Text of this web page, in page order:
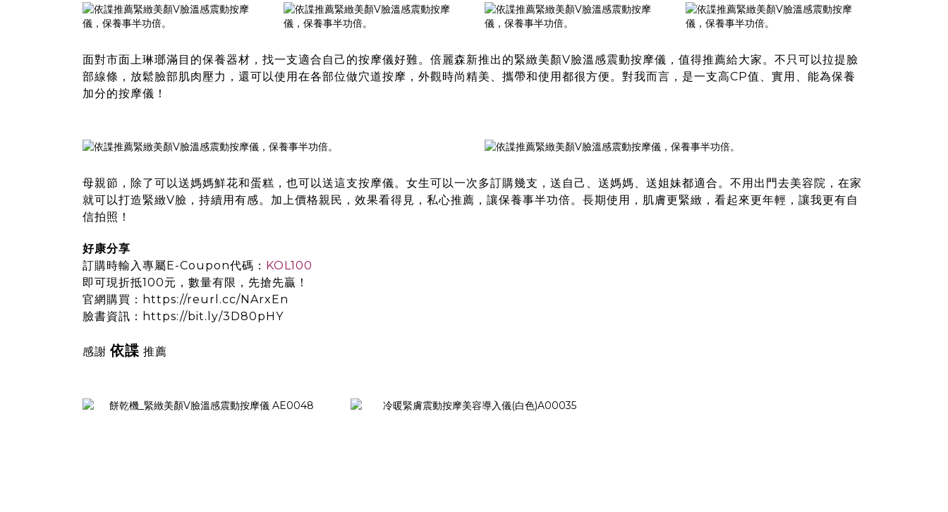
面對市面上琳瑯滿目的保養器材，找一支適合自己的按摩儀好難。倍麗森新推出的緊緻美顏V臉溫感震動按摩儀 ，值得推薦給大家。不只可以拉提臉
部線條，放鬆臉部肌肉壓力，還可以使用在各部位做穴道按摩，外觀時尚精美、攜帶和使用都很方便。對我而言，是一支高CP值、實用、能為保養
加分的按摩儀！
母親節，除了可以送媽媽鮮花和蛋糕，也可以送這支按摩儀。女生可以一次多訂購幾支，送自己、送媽媽、送姐妹都適合。不用出門去美容院，在家
就可以打造緊緻V臉，持續用有感。加上價格親民，效果看得見，私心推薦，讓保養事半功倍。長期使用，肌膚更緊緻，看起來更年輕，讓我更有自
信拍照！
好康分享
訂購時輸入專屬E-Coupon代碼： KOL100
即可現折抵100元，數量有限，先搶先贏！
官網購買： https://reurl.cc/NArxEn
臉書資訊： https://bit.ly/3D80pHY
感謝 依諜 推薦